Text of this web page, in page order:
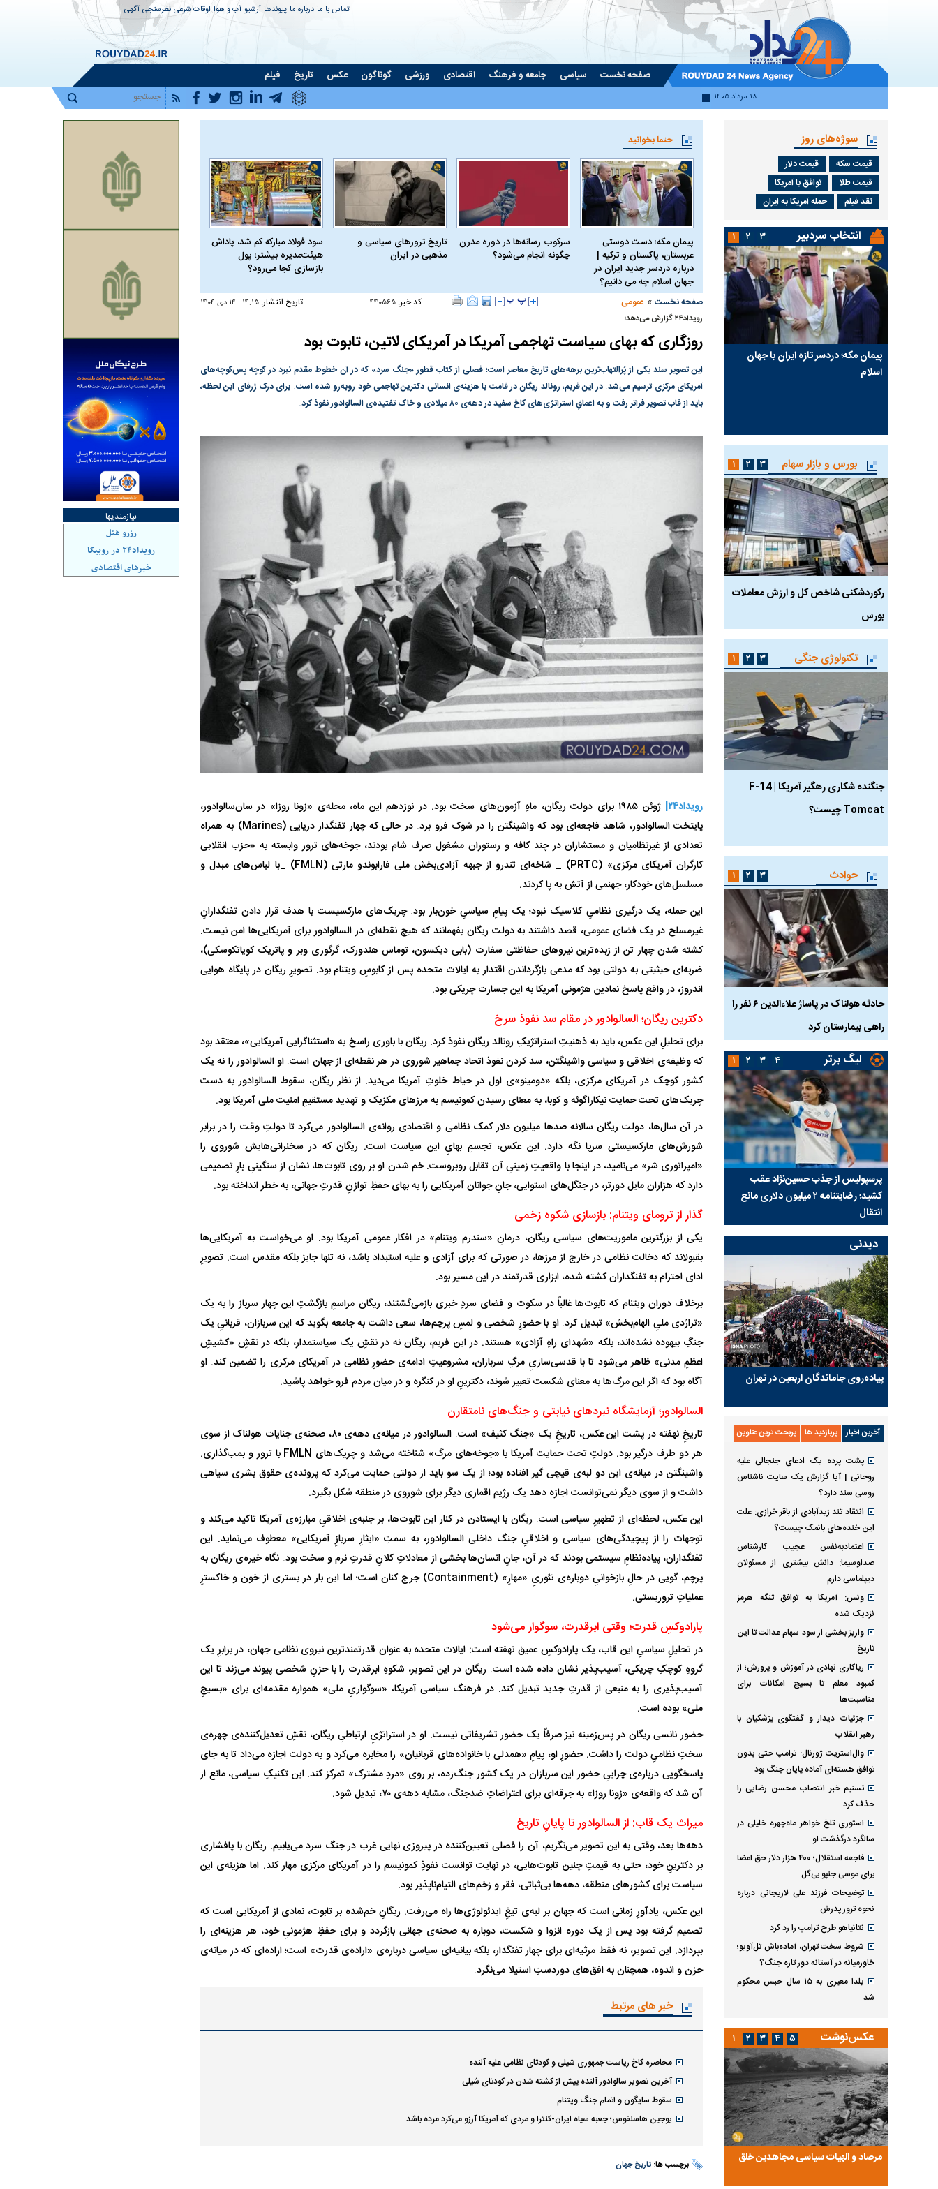
تماس با ما درباره ما پیوندها آرشیو آب و هوا اوقات شرعی نظرسنجی آگهی
صفحه نخست سیاسی جامعه و فرهنگ اقتصادی ورزشی گوناگون عکس تاریخ فیلم
۱۸ مرداد ۱۴۰۵
حتما بخوانید
پیمان مکه؛ دست دوستی
عربستان، پاکستان و ترکیه |
درباره دردسر جدید ایران در
جهان اسلام چه می دانیم؟
سرکوب رسانه‌ها در دوره مدرن
چگونه انجام می‌شود؟
تاریخ ترورهای سیاسی و
مذهبی در ایران
سود فولاد مبارکه کم شد، پاداش
هیئت‌مدیره بیشتر؛ پول
بازسازی کجا می‌رود؟
صفحه نخست » عمومی کد خبر: ۴۴۰۵۶۵ تاریخ انتشار: ۱۴:۱۵ - ۱۴ دی ۱۴۰۴
رویداد۲۴ گزارش می‌دهد؛
روزگاری که بهای سیاست تهاجمی آمریکا در آمریکای لاتین، تابوت بود
این تصویر سند یکی از پُرالتهاب‌ترین برهه‌های تاریخ معاصر است؛ فصلی از کتاب قطور «جنگ سرد» که در آن خطوط مقدم نبرد در کوچه پس‌کوچه‌های
آمریکای مرکزی ترسیم می‌شد. در این فریم، رونالد ریگان در قامت با هزینه‌ی انسانی دکترین تهاجمی خود رو‌به‌رو شده است. برای درک ژرفای این لحظه،
باید از قاب تصویر فراتر رفت و به اعماقِ استراتژی‌های کاخ سفید در دهه‌ی ۸۰ میلادی و خاک تفتیده‌ی السالوادور نفوذ کرد.
رویداد۲۴|
ژوئن ۱۹۸۵ برای دولت ریگان، ماهِ آزمون‌های سخت بود. در نوزدهم این ماه، محله‌ی «زونا روزا» در سان‌سالوادور،
پایتخت السالوادور، شاهد فاجعه‌ای بود که واشینگتن را در شوک فرو برد. در حالی که چهار تفنگدار دریایی (Marines) به همراه
تعدادی از غیرنظامیان و مستشاران در چند کافه و رستوران مشغول صرف شام بودند، جوخه‌های ترور وابسته به «حزب انقلابی
کارگران آمریکای مرکزی» (PRTC) _ شاخه‌ای تندرو از جبهه آزادی‌بخش ملی فارابوندو مارتی (FMLN) _با لباس‌های مبدل و
مسلسل‌های خودکار، جهنمی از آتش به پا کردند.
این حمله، یک درگیری نظامیِ کلاسیک نبود؛ یک پیامِ سیاسیِ خون‌بار بود. چریک‌های مارکسیست با هدف قرار دادن تفنگدارانِ
غیرمسلح در یک فضای عمومی، قصد داشتند به دولت ریگان بفهمانند که هیچ نقطه‌ای در السالوادور برای آمریکایی‌ها امن نیست.
کشته شدن چهار تن از زبده‌ترین نیرو‌های حفاظتی سفارت (بابی دیکسون، توماس هندورک، گرگوری وبر و پاتریک کویاتکوسکی)،
ضربه‌ای حیثیتی به دولتی بود که مدعی بازگرداندن اقتدار به ایالات متحده پس از کابوسِ ویتنام بود. تصویرِ ریگان در پایگاه هوایی
اندروز، در واقع پاسخ نمادین هژمونی آمریکا به این جسارت چریکی بود.
دکترین ریگان؛ السالوادور در مقام سد نفوذ سرخ
برای تحلیلِ این عکس، باید به ذهنیتِ استراتژیکِ رونالد ریگان نفوذ کرد. ریگان با باوری راسخ به «استثناگرایی آمریکایی»، معتقد بود
که وظیفه‌ی اخلاقی و سیاسی واشینگتن، سد کردن نفوذ اتحاد جماهیر شوروی در هر نقطه‌ای از جهان است. او السالوادور را نه یک
کشور کوچک در آمریکای مرکزی، بلکه «دومینو»‌ی اول در حیاط خلوتِ آمریکا می‌دید. از نظر ریگان، سقوط السالوادور به دست
چریک‌های تحت حمایت نیکاراگوئه و کوبا، به معنای رسیدن کمونیسم به مرز‌های مکزیک و تهدید مستقیمِ امنیت ملی آمریکا بود.
در آن سال‌ها، دولت ریگان سالانه صد‌ها میلیون دلار کمک نظامی و اقتصادی روانه‌ی السالوادور می‌کرد تا دولتِ وقت را در برابر
شورش‌های مارکسیستی سرپا نگه دارد. این عکس، تجسمِ بهایِ این سیاست است. ریگان که در سخنرانی‌هایش شوروی را
«امپراتوری شر» می‌نامید، در اینجا با واقعیتِ زمینیِ آن تقابل روبروست. خم شدن او بر روی تابوت‌ها، نشان از سنگینیِ بارِ تصمیمی
دارد که هزاران مایل دورتر، در جنگل‌های استوایی، جانِ جوانان آمریکایی را به بهای حفظِ توازنِ قدرتِ جهانی، به خطر انداخته بود.
گذار از ترومای ویتنام: بازسازی شکوه زخمی
یکی از بزرگترین ماموریت‌های سیاسی ریگان، درمانِ «سندرم ویتنام» در افکار عمومی آمریکا بود. او می‌خواست به آمریکایی‌ها
بقبولاند که دخالت نظامی در خارج از مرزها، در صورتی که برای آزادی و علیه استبداد باشد، نه تنها جایز بلکه مقدس است. تصویرِ
ادای احترام به تفنگداران کشته شده، ابزاری قدرتمند در این مسیر بود.
برخلاف دوران ویتنام که تابوت‌ها غالباً در سکوت و فضای سردِ خبری بازمی‌گشتند، ریگان مراسمِ بازگشتِ این چهار سرباز را به یک
«تراژدی ملیِ الهام‌بخش» تبدیل کرد. او با حضورِ شخصی و لمسِ پرچم‌ها، سعی داشت به جامعه بگوید که این سربازان، قربانیِ یک
جنگِ بیهوده نشده‌اند، بلکه «شهدای راهِ آزادی» هستند. در این فریم، ریگان نه در نقشِ یک سیاستمدار، بلکه در نقشِ «کشیشِ
اعظمِ مدنی» ظاهر می‌شود تا با قدسی‌سازیِ مرگِ سربازان، مشروعیتِ ادامه‌ی حضورِ نظامی در آمریکای مرکزی را تضمین کند. او
آگاه بود که اگر این مرگ‌ها به معنای شکست تعبیر شوند، دکترینِ او در کنگره و در میان مردم فرو خواهد پاشید.
السالوادور؛ آزمایشگاه نبرد‌های نیابتی و جنگ‌های نامتقارن
تاریخِ نهفته در پشت این عکس، تاریخِ یک «جنگ کثیف» است. السالوادور در میانه‌ی دهه‌ی ۸۰، صحنه‌ی جنایات هولناک از سوی
هر دو طرف درگیر بود. دولتِ تحت حمایت آمریکا با «جوخه‌های مرگ» شناخته می‌شد و چریک‌های FMLN با ترور و بمب‌گذاری.
واشینگتن در میانه‌ی این دو لبه‌ی قیچی گیر افتاده بود؛ از یک سو باید از دولتی حمایت می‌کرد که پرونده‌ی حقوق بشری سیاهی
داشت و از سوی دیگر نمی‌توانست اجازه دهد یک رژیم اقماری دیگر برای شوروی در منطقه شکل بگیرد.
این عکس، لحظه‌ای از تطهیرِ سیاسی است. ریگان با ایستادن در کنار این تابوت‌ها، بر جنبه‌ی اخلاقیِ مبارزه‌ی آمریکا تاکید می‌کند و
توجهات را از پیچیدگی‌های سیاسی و اخلاقیِ جنگ داخلی السالوادور، به سمتِ «ایثارِ سربازِ آمریکایی» معطوف می‌نماید. این
تفنگداران، پیاده‌نظامِ سیستمی بودند که در آن، جانِ انسان‌ها بخشی از معادلاتِ کلانِ قدرتِ نرم و سخت بود. نگاه خیره‌ی ریگان به
پرچم، گویی در حالِ بازخوانیِ دوباره‌ی تئوریِ «مهارِ» (Containment) جرج کنان است؛ اما این بار در بستری از خون و خاکسترِ
عملیاتِ تروریستی.
پارادوکسِ قدرت؛ وقتی ابرقدرت، سوگوار می‌شود
در تحلیلِ سیاسیِ این قاب، یک پارادوکسِ عمیق نهفته است: ایالات متحده به عنوان قدرتمندترین نیروی نظامی جهان، در برابرِ یک
گروه‌ِ کوچکِ چریکی، آسیب‌پذیر نشان داده شده است. ریگان در این تصویر، شکوهِ ابرقدرت را با حزنِ شخصی پیوند می‌زند تا این
آسیب‌پذیری را به منبعی از قدرتِ جدید تبدیل کند. در فرهنگ سیاسی آمریکا، «سوگواریِ ملی» همواره مقدمه‌ای برای «بسیجِ
ملی» بوده است.
حضور نانسی ریگان در پس‌زمینه نیز صرفاً یک حضور تشریفاتی نیست. او در استراتژیِ ارتباطیِ ریگان، نقشِ تعدیل‌کننده‌ی چهره‌ی
سختِ نظامیِ دولت را داشت. حضورِ او، پیامِ «همدلی با خانواده‌های قربانیان» را مخابره می‌کرد و به دولت اجازه می‌داد تا به جای
پاسخگویی درباره‌ی چراییِ حضور این سربازان در یک کشور جنگ‌زده، بر روی «دردِ مشترک» تمرکز کند. این تکنیکِ سیاسی، مانع از
آن شد که واقعه‌ی «زونا روزا» به جرقه‌ای برای اعتراضاتِ ضدجنگ، مشابه دهه‌ی ۷۰، تبدیل شود.
میراث یک قاب: از السالوادور تا پایانِ تاریخ
دهه‌ها بعد، وقتی به این تصویر می‌نگریم، آن را فصلی تعیین‌کننده در پیروزی نهایی غرب در جنگ سرد می‌یابیم. ریگان با پافشاری
بر دکترینِ خود، حتی به قیمتِ چنین تابوت‌هایی، در نهایت توانست نفوذِ کمونیسم را در آمریکای مرکزی مهار کند. اما هزینه‌ی این
سیاست برای کشور‌های منطقه، دهه‌ها بی‌ثباتی، فقر و زخم‌های التیام‌ناپذیر بود.
این عکس، یادآورِ زمانی است که جهان بر لبه‌ی تیغِ ایدئولوژی‌ها راه می‌رفت. ریگانِ خم‌شده بر تابوت، نمادی از آمریکایی است که
تصمیم گرفته بود پس از یک دوره انزوا و شکست، دوباره به صحنه‌ی جهانی بازگردد و برای حفظِ هژمونیِ خود، هر هزینه‌ای را
بپردازد. این تصویر، نه فقط مرثیه‌ای برای چهار تفنگدار، بلکه بیانیه‌ای سیاسی درباره‌ی «اراده‌ی قدرت» است؛ اراده‌ای که در میانه‌ی
حزن و اندوه، همچنان به افق‌های دوردستِ استیلا می‌نگرد.
خبر های مرتبط
محاصره کاخ ریاست جمهوری شیلی و کودتای نظامی علیه آلنده
آخرین تصویر سالوادور آلنده پیش از کشته شدن در کودتای شیلی
سقوط سایگون و اتمام جنگ ویتنام
یوجین هاسنفوس؛ جعبه سیاه ایران-کنترا و مردی که آمریکا آرزو می‌کرد مرده باشد
برچسب ها: تاریخ جهان
سوژه‌های روز
قیمت سکه
قیمت دلار
قیمت طلا
توافق با آمریکا
نقد فیلم
حمله آمریکا به ایران
انتخاب سردبیر
پیمان مکه؛ دردسر تازه ایران با جهان
اسلام
کنوانسیون خزر؛ ترکمانچای جدید یا پایان
یک سوءتفاهم تاریخی؟
در وزارت نفت «رهاشدگی» و فقدان
پاسخگویی احساس می‌شود | فروشنده
نفت وزیر است و تراستی‌هایی که پول به
حساب آنها می‌رود، باید توسط فروشنده
پیمان مکه؛ دردسر تازه ایران با جهان
اسلام
کنوانسیون خزر؛ ترکمانچای جدید یا پایان
یک سوءتفاهم تاریخی؟
۱ ۲ ۳
بورس و بازار سهام
رکوردشکنی شاخص کل و ارزش معاملات
بورس
رکوردشکنی تاریخی بورس؛ شاخص کل
وارد کانال ۵.۵ میلیون واحد شد
هجوم نقدینگی به بورس؛ شاخص کل و
هم‌وزن در قله تاریخی
رکوردشکنی شاخص کل و ارزش معاملات
بورس
وارد کانال ۵.۵ میلیون واحد شد
۱ ۲ ۳
تکنولوژی جنگی
جنگنده شکاری رهگیر آمریکا | F-14
Tomcat چیست؟
مرگبارتر پهپادهای ایرانی | پهپاد انتحاری
جدید ایران چیست؟
Tomcat چیست؟
مرگبارتر پهپادهای ایرانی | پهپاد انتحاری
جدید ایران چیست؟
۱ ۲ ۳
حوادث
حادثه هولناک در پاساژ علاءالدین ۶ نفر را
راهی بیمارستان کرد
ماجرای قتل مداح معروف چیست؟
شدند؛ از تزریق فیلر تا جراحی پلک
۱ ۲ ۳
لیگ برتر
پرسپولیس از جذب حسین‌نژاد عقب
کشید؛ رضایتنامه ۲ میلیون دلاری مانع
انتقال
بازی‌های لیگ برتر فوتبال با تماشاگر
برگزار می‌شود
رقم نجومی رضایتنامه مدافع موردنظر
پرسپولیس لو رفت
دو خرید جدید پرسپولیس نهایی شد؛
امضای قرارداد امروز
۱ ۲ ۳ ۴
دیدنی
پیاده‌روی جاماندگان اربعین در تهران
آخرین اخبار پربازدید ها پربحث ترین عناوین
پشت پرده یک ادعای جنجالی علیه
روحانی | آیا گزارش یک سایت ناشناس
روسی سند دارد؟
انتقاد تند زیدآبادی از باقر خرازی: علت
این خنده‌های بانمک چیست؟
اعتمادبه‌نفس عجیب کارشناس
صداوسیما: دانش بیشتری از مسئولان
دیپلماسی دارم
ونس: آمریکا به توافق تنگه هرمز
نزدیک شده
واریز بخشی از سود سهام عدالت تا این
تاریخ
ریاکاری نهادی در آموزش و پرورش؛ از
کمبود معلم تا بسیج امکانات برای
مناسبت‌ها
جزئیات دیدار و گفتگوی پزشکیان با
رهبر انقلاب
وال‌استریت ژورنال: ترامپ حتی بدون
توافق هسته‌ای آماده پایان جنگ بود
تسنیم خبر انتصاب محسن رضایی را
حذف کرد
استوری تلخ خواهر ماه‌چهره خلیلی در
سالگرد درگذشت او
فاجعه استقلال؛ ۴۰۰ هزار دلار حق امضا
برای موسی جنپو بی‌گل
توضیحات فرزند علی لاریجانی درباره
نحوه ترور پدرش
نتانیاهو طرح ترامپ را رد کرد
شروط سخت تهران، آماده‌باش تل‌آویو؛
خاورمیانه در آستانه دور تازه جنگ؟
یلدا معیری به ۱۵ سال حبس محکوم
شد
عکس‌نوشت
مرصاد و الهیات سیاسی مجاهدین خلق
آخرین پرده از حیات سیاسی یک سلسله |
روایتی از آخرین مصاحبه‌ی شاه در ایران
۱ ۲ ۳ ۴ ۵
نیازمندیها
رزرو هتل
رویداد۲۴ در روبیکا
خبرهای اقتصادی